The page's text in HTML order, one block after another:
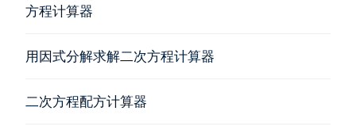
方程计算器
用因式分解求解二次方程计算器
二次方程配方计算器